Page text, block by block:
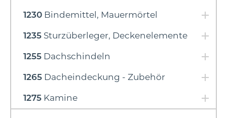
1230 Bindemittel, Mauermörtel
1235 Sturzüberleger, Deckenelemente
1255 Dachschindeln
1265 Dacheindeckung - Zubehör
1275 Kamine